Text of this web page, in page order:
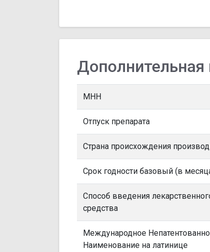
МНН
Отпуск препарата
Страна происхождения
Срок годности базовый (в
Способ введения
средства
Международное
Наименование на латинице